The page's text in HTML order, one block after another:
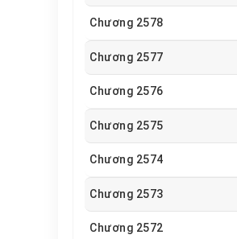
Chương 2578
Chương 2577
Chương 2576
Chương 2575
Chương 2574
Chương 2573
Chương 2572